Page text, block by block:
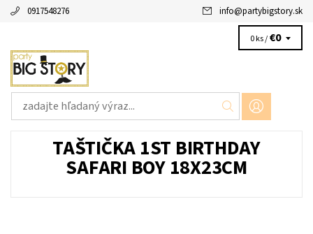
0917548276 info@partybigstory.sk
0 ks /€0
TAŠTIČKA 1ST BIRTHDAY
SAFARI BOY 18X23CM